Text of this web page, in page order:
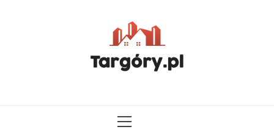
MENU